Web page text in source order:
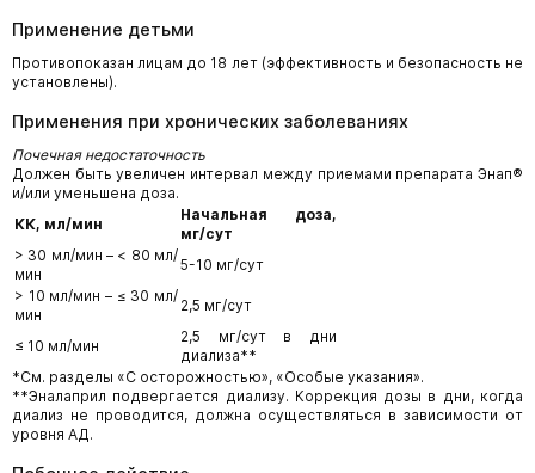
Применение детьми
Противопоказан лицам до 18 лет (эффективность и безопасность не
установлены).
Применения при хронических заболеваниях
Почечная недостаточность
Должен быть увеличен интервал между приемами препарата Энап®
и/или уменьшена доза.
КК, мл/мин
Начальная доза,
мг/сут
> 30 мл/мин – < 80 мл/
мин
5-10 мг/сут
> 10 мл/мин – ≤ 30 мл/
мин
2,5 мг/сут
≤ 10 мл/мин
2,5 мг/сут в дни
диализа**
*См. разделы «С осторожностью», «Особые указания».
**Эналаприл подвергается диализу. Коррекция дозы в дни, когда
диализ не проводится, должна осуществляться в зависимости от
уровня АД.